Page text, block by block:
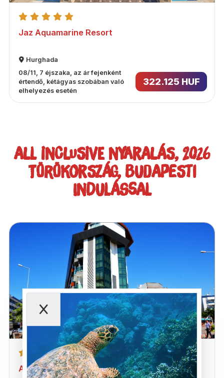
Jaz Aquamarine Resort
Hurghada
08/11, 7 éjszaka, az ár fejenként
értendő, kétágyas szobában való
elhelyezés esetén
322.125 HUF
ALL INCLUSIVE NYARALÁS, 2026
TÖRÖKORSZÁG, BUDAPESTI
INDULÁSSAL
Acar Hotel